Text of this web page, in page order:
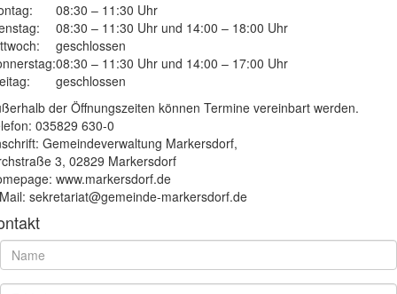
08:30 – 11:30 Uhr
08:30 – 11:30 Uhr und 14:00 – 18:00 Uhr
geschlossen
08:30 – 11:30 Uhr und 14:00 – 17:00 Uhr
geschlossen
der Öffnungszeiten können Termine vereinbart werden.
035829 630-0
Gemeindeverwaltung Markersdorf,
3, 02829 Markersdorf
www.markersdorf.de
sekretariat@gemeinde-markersdorf.de